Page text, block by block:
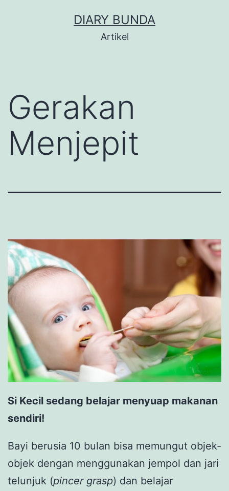
DIARY BUNDA
Artikel
Gerakan
Menjepit
Si Kecil sedang belajar menyuap makanan
sendiri!
Bayi berusia 10 bulan bisa memungut objek-
objek dengan menggunakan jempol dan jari
telunjuk (pincer grasp) dan belajar